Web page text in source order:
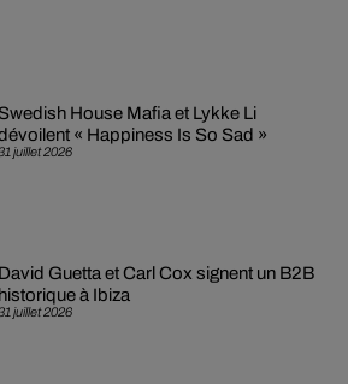
juillet 2026
Swedish House Mafia et Lykke Li
« Happiness Is So Sad »
juillet 2026
David Guetta et Carl Cox signent un B2B
historique à Ibiza